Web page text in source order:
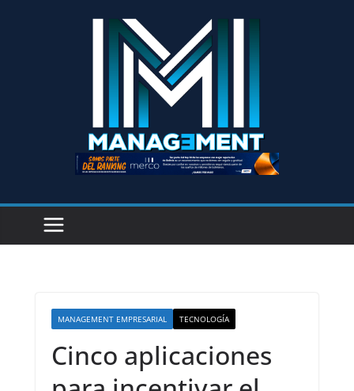
MANAGEMENT EMPRESARIAL TECNOLOGÍA
Cinco aplicaciones